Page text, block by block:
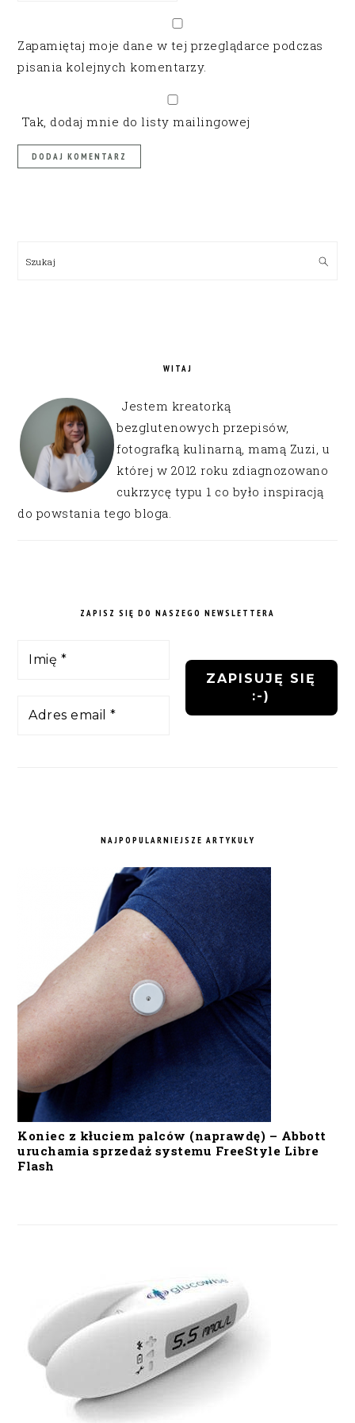
Zapamiętaj moje dane w tej przeglądarce podczas
pisania kolejnych komentarzy.
Tak, dodaj mnie do listy mailingowej
Szukaj
WITAJ
Jestem kreatorką
bezglutenowych przepisów,
fotografką kulinarną, mamą Zuzi, u
której w 2012 roku zdiagnozowano
cukrzycę typu 1 co było inspiracją
do powstania tego bloga.
ZAPISZ SIĘ DO NASZEGO NEWSLETTERA
NAJPOPULARNIEJSZE ARTYKUŁY
Koniec z kłuciem palców (naprawdę) – Abbott
uruchamia sprzedaż systemu FreeStyle Libre
Flash